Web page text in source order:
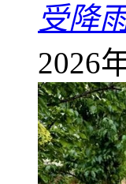
受降
2026